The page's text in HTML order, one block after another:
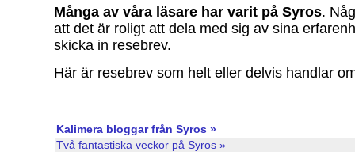
Många av våra läsare har varit på Syros.
att det är roligt att dela med sig av sina
skicka in resebrev.
Här är resebrev som helt eller delvis handlar
Kalimera bloggar från Syros »
Två fantastiska veckor på Syros »